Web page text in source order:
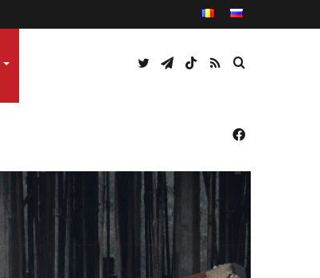
Caută
RSS
TikTok
Telegram
Twitter
Facebook